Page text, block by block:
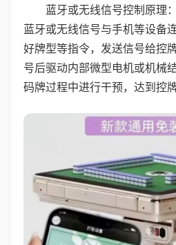
蓝牙或无线信号控制原理
蓝牙或无线信号与手机等设备
好牌型等指令，发送信号给控
号后驱动内部微型电机或机械
码牌过程中进行干预，达到控牌